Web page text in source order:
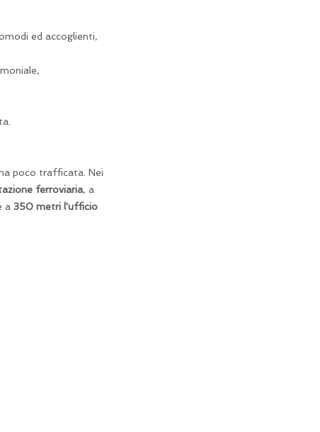
ed accoglienti,
poco trafficata. Nei
ferroviaria, a
a 350 metri l'ufficio